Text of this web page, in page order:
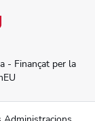
tab
- Finançat per la